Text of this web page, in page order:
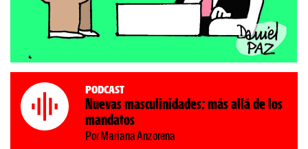
Podcast
Nuevas masculinidades: más allá de los
mandatos
Por Mariana Anzorena